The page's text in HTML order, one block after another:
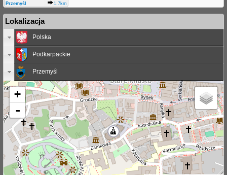
Przemyśl
1.7km
Lokalizacja
Polska
Podkarpackie
Przemyśl
+
-